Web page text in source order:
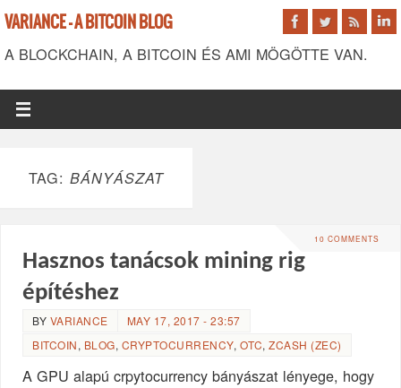
VARIANCE - A BITCOIN BLOG
A BLOCKCHAIN, A BITCOIN ÉS AMI MÖGÖTTE VAN.
TAG: BÁNYÁSZAT
10 COMMENTS
Hasznos tanácsok mining rig
építéshez
BY VARIANCE
MAY 17, 2017 - 23:57
BITCOIN, BLOG, CRYPTOCURRENCY, OTC,ZCASH (ZEC)
A GPU alapú crpytocurrency bányászat lényege, hogy